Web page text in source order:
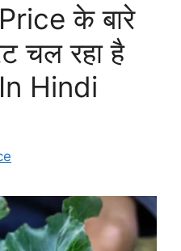
के बारे
चल रहा है
Hindi